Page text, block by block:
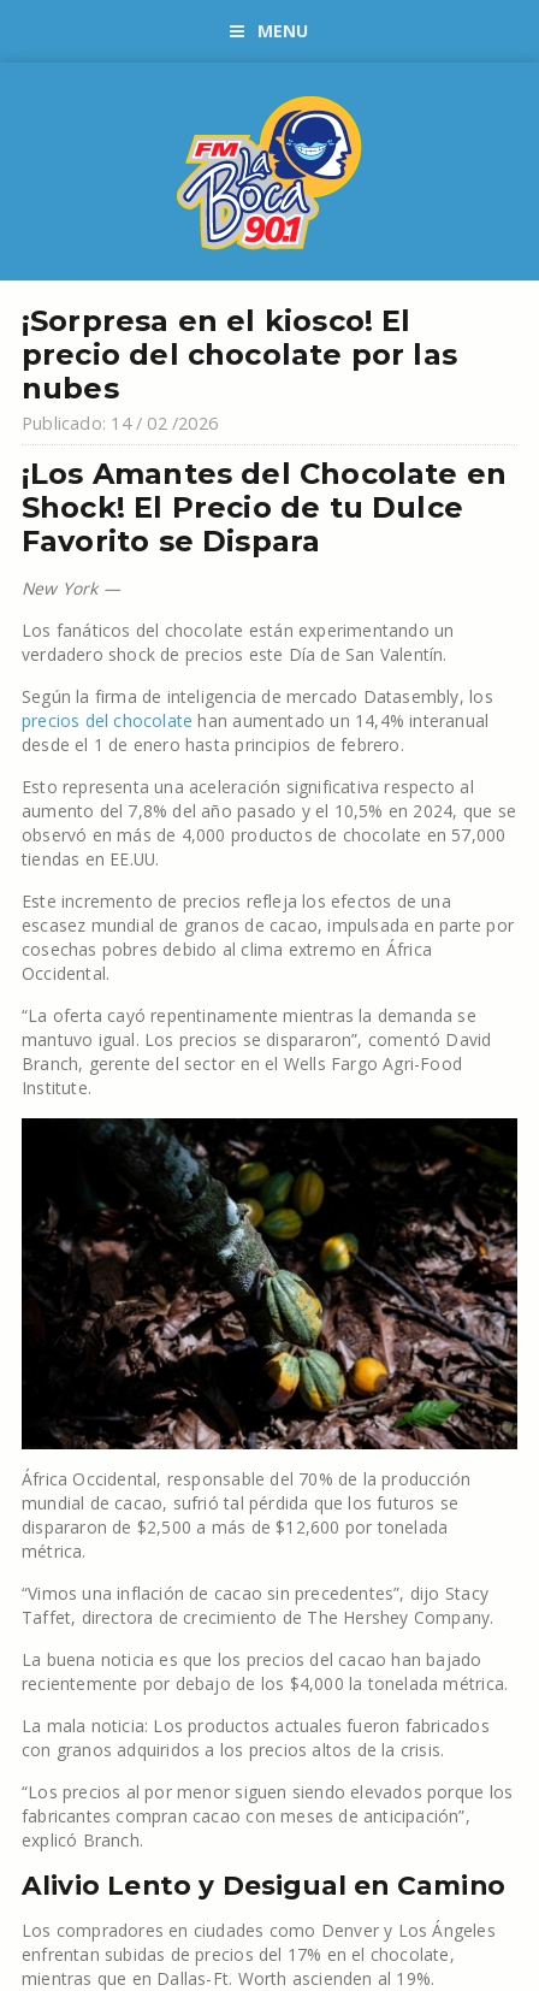
MENU
¡Sorpresa en el kiosco! El
precio del chocolate por las
nubes
Publicado: 14 / 02 /2026
¡Los Amantes del Chocolate en
Shock! El Precio de tu Dulce
Favorito se Dispara
New York —
Los fanáticos del chocolate están experimentando un
verdadero shock de precios este Día de San Valentín.
Según la firma de inteligencia de mercado Datasembly, los
precios del chocolate han aumentado un 14,4% interanual
desde el 1 de enero hasta principios de febrero.
Esto representa una aceleración significativa respecto al
aumento del 7,8% del año pasado y el 10,5% en 2024, que se
observó en más de 4,000 productos de chocolate en 57,000
tiendas en EE.UU.
Este incremento de precios refleja los efectos de una
escasez mundial de granos de cacao, impulsada en parte por
cosechas pobres debido al clima extremo en África
Occidental.
“La oferta cayó repentinamente mientras la demanda se
mantuvo igual. Los precios se dispararon”, comentó David
Branch, gerente del sector en el Wells Fargo Agri-Food
Institute.
África Occidental, responsable del 70% de la producción
mundial de cacao, sufrió tal pérdida que los futuros se
dispararon de $2,500 a más de $12,600 por tonelada
métrica.
“Vimos una inflación de cacao sin precedentes”, dijo Stacy
Taffet, directora de crecimiento de The Hershey Company.
La buena noticia es que los precios del cacao han bajado
recientemente por debajo de los $4,000 la tonelada métrica.
La mala noticia: Los productos actuales fueron fabricados
con granos adquiridos a los precios altos de la crisis.
“Los precios al por menor siguen siendo elevados porque los
fabricantes compran cacao con meses de anticipación”,
explicó Branch.
Alivio Lento y Desigual en Camino
Los compradores en ciudades como Denver y Los Ángeles
enfrentan subidas de precios del 17% en el chocolate,
mientras que en Dallas-Ft. Worth ascienden al 19%.